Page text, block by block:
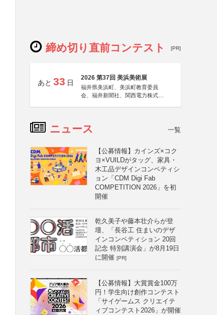
締め切り直前コンテスト [PR]
あと 33 日
2026 第37回 美浜美術展
福井県美浜町、美浜町教育委員
会、福井新聞社、関西電力株式会
ニュース 一覧
【公募情報】カインズ×コク
ヨ×VUILDがタッグ、家具・
木工品デザインコンペティシ
ョン「CDM Digi Fab
COMPETITION 2026」を初
開催
乾久美子や藤本壮介らが登
壇、「長谷工 住まいのデザ
インコンペティション 20回
記念 特別講演会」が8月19日
に開催 [PR]
【公募情報】大賞賞金100万
円！学生向け創作コンテスト
「サイゲームス クリエイテ
ィブコンテスト2026」が開催